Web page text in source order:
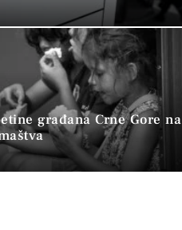
građana Crne Gore na